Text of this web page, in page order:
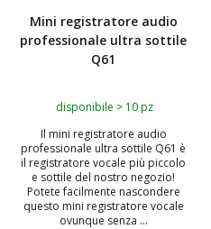
Mini registratore audio
professionale ultra sottile
Q61
disponibile > 10 pz
Il mini registratore audio
professionale ultra sottile Q61 è
il registratore vocale più piccolo
e sottile del nostro negozio!
Potete facilmente nascondere
questo mini registratore vocale
ovunque senza ...